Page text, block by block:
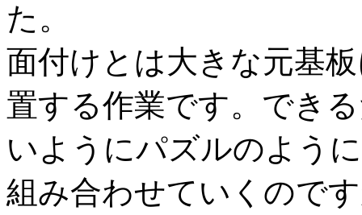
た。
面付けとは大きな元基
置する作業です。でき
いようにパズルのように
組み合わせていくので